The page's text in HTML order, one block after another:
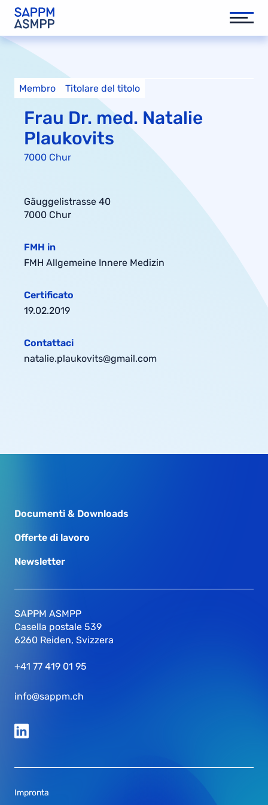
Membro Titolare del titolo
Frau Dr. med. Natalie
Plaukovits
7000 Chur
Gäuggelistrasse 40
7000 Chur
FMH in
FMH Allgemeine Innere Medizin
Certificato
19.02.2019
Contattaci
natalie.plaukovits@gmail.com
Documenti & Downloads
Offerte di lavoro
Newsletter
SAPPM ASMPP
Casella postale 539
6260 Reiden, Svizzera
+41 77 419 01 95
info@sappm.ch
Impronta